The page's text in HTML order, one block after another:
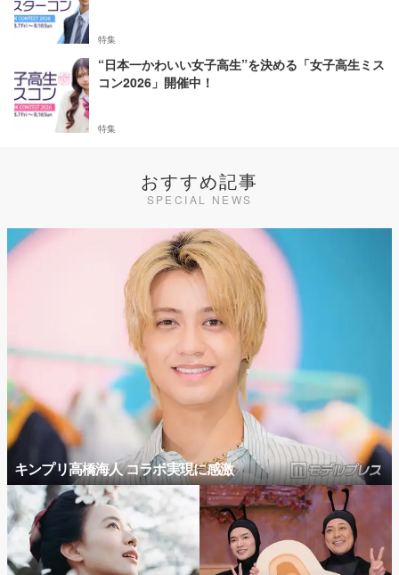
特集
“日本一かわいい女子高生”を決める「女子高生ミス
コン2026」開催中！
特集
おすすめ記事
SPECIAL NEWS
キンプリ高橋海人 コラボ実現に感激